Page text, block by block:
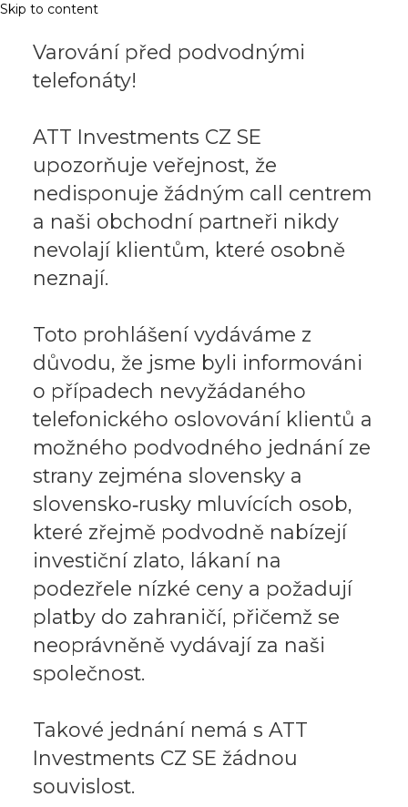
Skip to content
Varování před podvodnými
telefonáty!
ATT Investments CZ SE
upozorňuje veřejnost, že
nedisponuje žádným call centrem
a naši obchodní partneři nikdy
nevolají klientům, které osobně
neznají.
Toto prohlášení vydáváme z
důvodu, že jsme byli informováni
o případech nevyžádaného
telefonického oslovování klientů a
možného podvodného jednání ze
strany zejména slovensky a
slovensko‑rusky mluvících osob,
které zřejmě podvodně nabízejí
investiční zlato, lákaní na
podezřele nízké ceny a požadují
platby do zahraničí, přičemž se
neoprávněně vydávají za naši
společnost.
Takové jednání nemá s ATT
Investments CZ SE žádnou
souvislost.